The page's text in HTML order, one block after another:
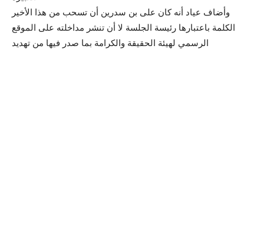
وأضاف عياد أنه كان على بن سدرين أن تسحب من هذا الأخير
الكلمة باعتبارها رئيسة الجلسة لا أن تنشر مداخلته على الموقع
الرسمي لهيئة الحقيقة والكرامة بما صدر فيها من تهديد